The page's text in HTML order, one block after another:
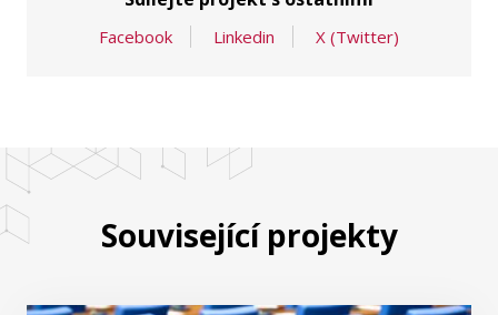
Facebook Linkedin X (Twitter)
Související projekty